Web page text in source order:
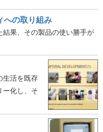
への取り組み
果、その製品の使い勝手が
生活を既存
ー化し、そ